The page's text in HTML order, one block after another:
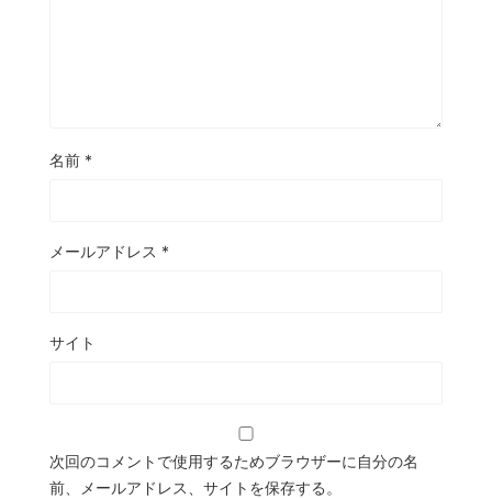
名前 *
メールアドレス *
サイト
次回のコメントで使用するためブラウザーに自分の名
前、メールアドレス、サイトを保存する。